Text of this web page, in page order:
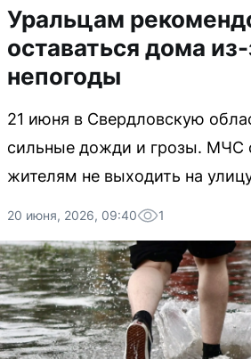
Уральцам
оставаться дома
непогоды
21 июня в Свердловскую
сильные дожди и грозы. МЧС
жителям не выходить на
20 июня, 2026, 09:40 1